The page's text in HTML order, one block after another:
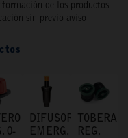
de los productos
sin previo aviso
0-
DIFUSOR
EMERG.
TOBERA
REG.